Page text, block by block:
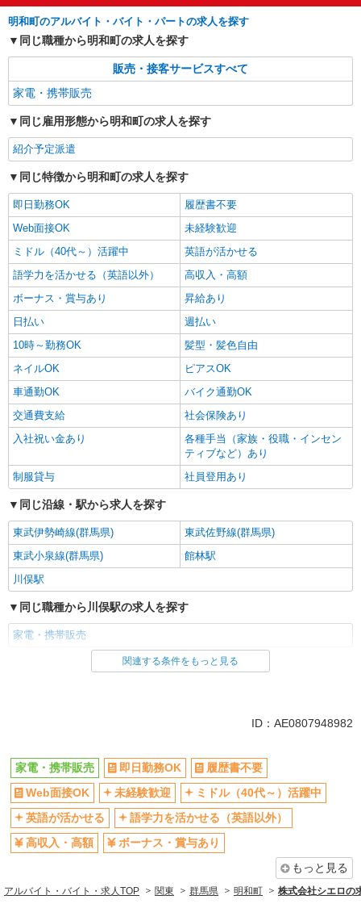
明和町のアルバイト・バイト・パートの求人を探す
同じ職種から明和町の求人を探す
販売・接客サービスすべて
家電・携帯販売
同じ雇用形態から明和町の求人を探す
紹介予定派遣
同じ特徴から明和町の求人を探す
即日勤務OK
履歴書不要
Web面接OK
未経験歓迎
ミドル（40代～）活躍中
英語が活かせる
語学力を活かせる（英語以外）
高収入・高額
ボーナス・賞与あり
昇給あり
日払い
週払い
10時～勤務OK
髪型・髪色自由
ネイルOK
ピアスOK
車通勤OK
バイク通勤OK
交通費支給
社会保険あり
入社祝い金あり
各種手当（家族・役職・インセン
ティブなど）あり
制服貸与
社員登用あり
同じ沿線・駅から求人を探す
東武伊勢崎線(群馬県)
東武佐野線(群馬県)
東武小泉線(群馬県)
館林駅
川俣駅
同じ職種から川俣駅の求人を探す
家電・携帯販売
同じ雇用形態から川俣駅の求人を探す
Web面接OK
未経験歓迎
ミドル（40代～）活躍中
英語が活かせる
語学力を活かせる（英語以外）
高収入・高額
ボーナス・賞与あり
昇給あり
10時～勤務OK
髪型・髪色自由
関連する条件をもっと見る
ID：AE0807948982
家電・携帯販売 即日勤務OK
履歴書不要
Web面接OK
未経験歓迎
ミドル（40代～）活躍中
英語が活かせる
語学力を活かせる（英語以外）
高収入・高額
ボーナス・賞与あり
もっと見る
アルバイト・バイト・求人TOP 関東 群馬県 明和町 株式会社シエロの